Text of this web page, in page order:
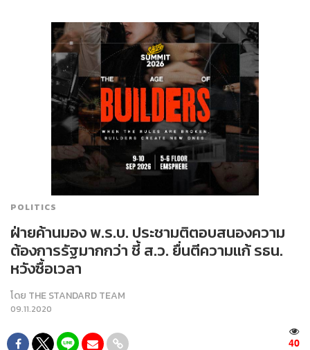
POLITICS
ฝ่ายค้านมอง พ.ร.บ. ประชามติตอบสนองความ
ต้องการรัฐมากกว่า ชี้ ส.ว. ยื่นตีความแก้ รธน.
หวังซื้อเวลา
โดย THE STANDARD TEAM
09.11.2020
40